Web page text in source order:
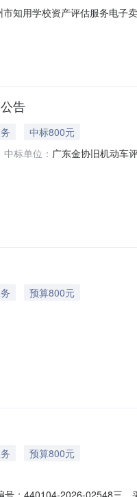
知用学校资产评估服务电
六、合同主要信息主
告
中标800元
中标单位： 广东金协旧机动⻋
预算800元
预算800元
：440104-2026-02548三